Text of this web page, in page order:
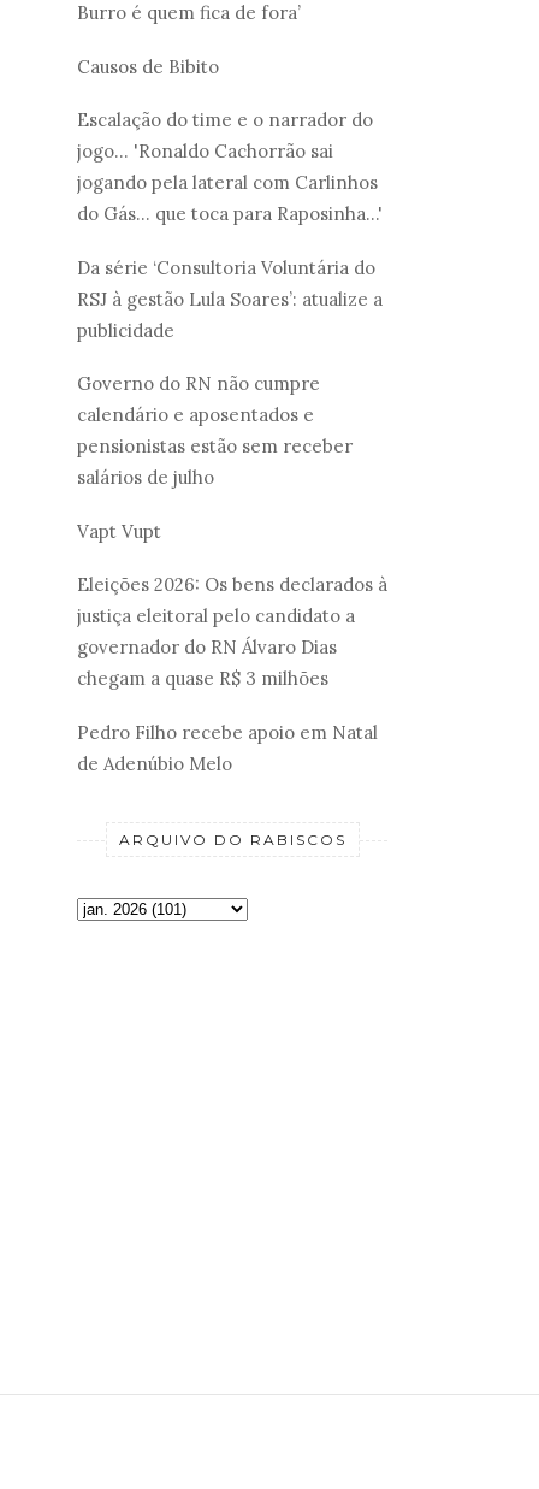
Burro é quem fica de fora’
Causos de Bibito
Escalação do time e o narrador do
jogo... 'Ronaldo Cachorrão sai
jogando pela lateral com Carlinhos
do Gás... que toca para Raposinha...'
Da série ‘Consultoria Voluntária do
RSJ à gestão Lula Soares’: atualize a
publicidade
Governo do RN não cumpre
calendário e aposentados e
pensionistas estão sem receber
salários de julho
Vapt Vupt
Eleições 2026: Os bens declarados à
justiça eleitoral pelo candidato a
governador do RN Álvaro Dias
chegam a quase R$ 3 milhões
Pedro Filho recebe apoio em Natal
de Adenúbio Melo
ARQUIVO DO RABISCOS